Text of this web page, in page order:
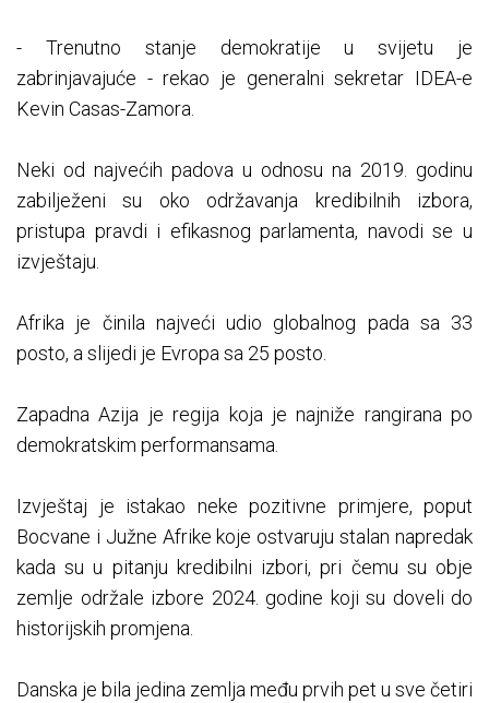
- Trenutno stanje demokratije u svijetu je
zabrinjavajuće - rekao je generalni sekretar IDEA-e
Kevin Casas-Zamora.
Neki od najvećih padova u odnosu na 2019. godinu
zabilježeni su oko održavanja kredibilnih izbora,
pristupa pravdi i efikasnog parlamenta, navodi se u
izvještaju.
Afrika je činila najveći udio globalnog pada sa 33
posto, a slijedi je Evropa sa 25 posto.
Zapadna Azija je regija koja je najniže rangirana po
demokratskim performansama.
Izvještaj je istakao neke pozitivne primjere, poput
Bocvane i Južne Afrike koje ostvaruju stalan napredak
kada su u pitanju kredibilni izbori, pri čemu su obje
zemlje održale izbore 2024. godine koji su doveli do
historijskih promjena.
Danska je bila jedina zemlja među prvih pet u sve četiri